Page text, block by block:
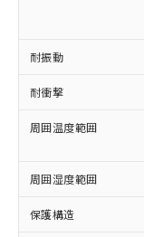
耐振動
耐衝撃
周囲温度範囲
周囲湿度範囲
保護構造
正式
様の
ムロ
オム
在庫
事前
マイ
(PBDE)
ル) (DEHP)(
ルベンジル（
（DBP）
但し、RoHS
フタル酸エス
図的な使用が
※2 対応予
部品在庫の
Cr(Ⅵ)(六価ク
ニル類) :
イソブチル) :
DEHP(フタ
※2 環境保
「ｅ」：有
準値以下
「10」：
当社
いよ
当社
ル、
武器
当社
場合
該第
販売